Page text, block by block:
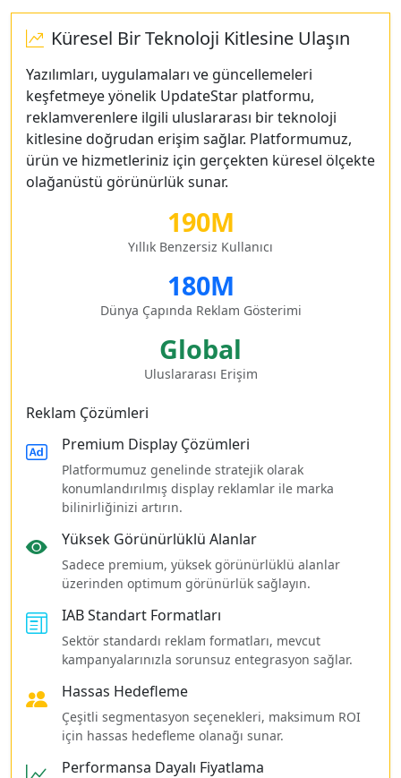
Küresel Bir Teknoloji Kitlesine Ulaşın
Yazılımları, uygulamaları ve güncellemeleri
keşfetmeye yönelik UpdateStar platformu,
reklamverenlere ilgili uluslararası bir teknoloji
kitlesine doğrudan erişim sağlar. Platformumuz,
ürün ve hizmetleriniz için gerçekten küresel ölçekte
olağanüstü görünürlük sunar.
190M
Yıllık Benzersiz Kullanıcı
180M
Dünya Çapında Reklam Gösterimi
Global
Uluslararası Erişim
Reklam Çözümleri
Premium Display Çözümleri
Platformumuz genelinde stratejik olarak
konumlandırılmış display reklamlar ile marka
bilinirliğinizi artırın.
Yüksek Görünürlüklü Alanlar
Sadece premium, yüksek görünürlüklü alanlar
üzerinden optimum görünürlük sağlayın.
IAB Standart Formatları
Sektör standardı reklam formatları, mevcut
kampanyalarınızla sorunsuz entegrasyon sağlar.
Hassas Hedefleme
Çeşitli segmentasyon seçenekleri, maksimum ROI
için hassas hedefleme olanağı sunar.
Performansa Dayalı Fiyatlama